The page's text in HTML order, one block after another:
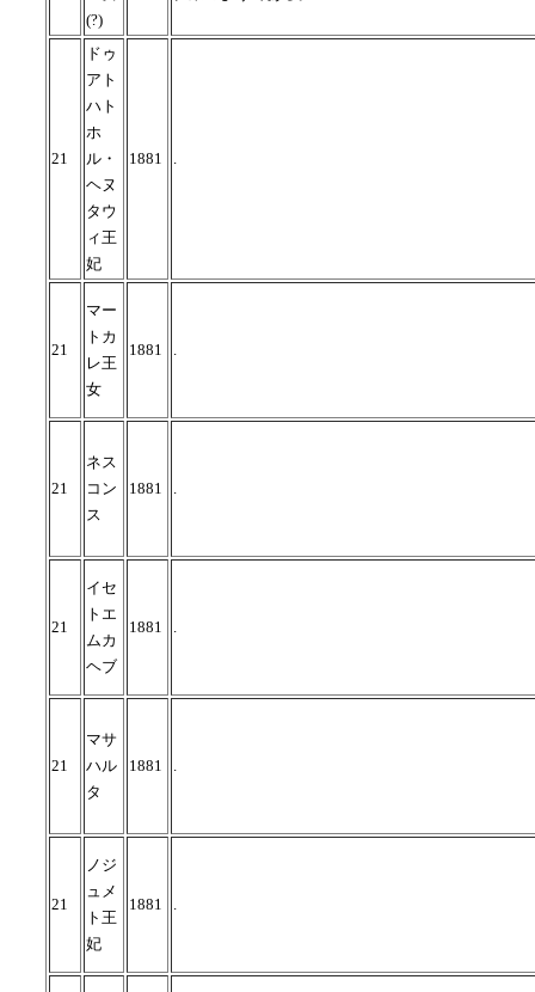
(?)
21
ドゥ
アト
ハト
ホ
ル・
ヘヌ
タウ
ィ王
妃
1881
21
マー
トカ
レ王
女
1881
21
ネス
コン
ス
1881
21
イセ
トエ
ムカ
ヘブ
1881
21
マサ
ハル
タ
1881
21
ノジ
ュメ
ト王
妃
1881